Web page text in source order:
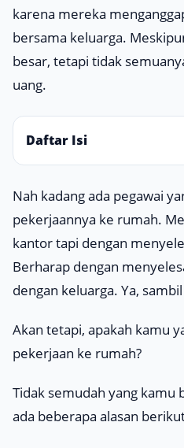
karena mereka
bersama keluarga.
besar, tetapi tidak
uang.
Daftar Isi
Nah kadang ada pegawai
pekerjaannya ke rumah.
kantor tapi dengan
Berharap dengan
dengan keluarga. Ya,
Akan tetapi, apakah kamu
pekerjaan ke rumah?
Tidak semudah yang kamu
ada beberapa alasan